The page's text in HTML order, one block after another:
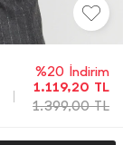
%20 İndirim
1.119,20 TL
1.399,00TL